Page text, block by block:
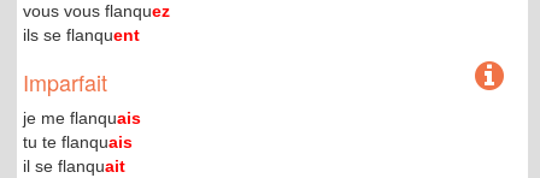
vous vous flanquez
ils se flanquent
Imparfait
je me flanquais
tu te flanquais
il se flanquait